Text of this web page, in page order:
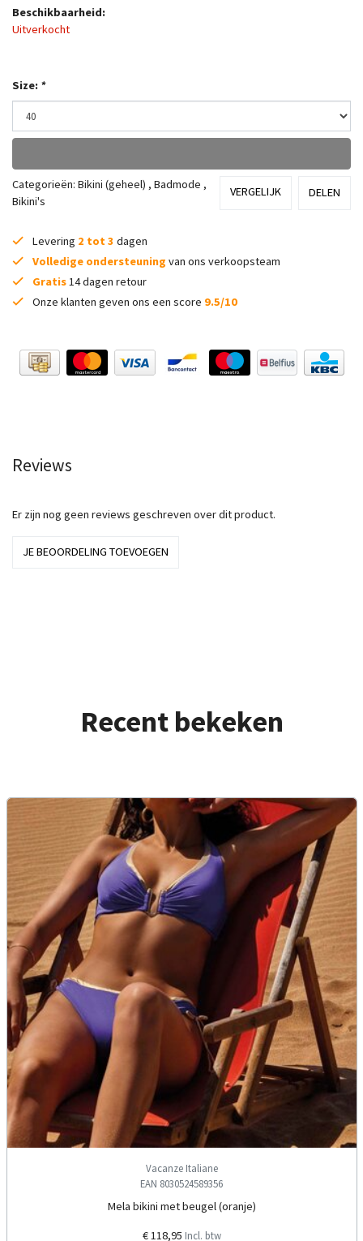
Beschikbaarheid:
Uitverkocht
Size: *
Categorieën: Bikini (geheel) , Badmode ,
Bikini's
VERGELIJK DELEN
Levering 2 tot 3 dagen
Volledige ondersteuning van ons verkoopsteam
Gratis 14 dagen retour
Onze klanten geven ons een score 9.5/10
Reviews
Er zijn nog geen reviews geschreven over dit product.
JE BEOORDELING TOEVOEGEN
Recent bekeken
Vacanze Italiane
EAN 8030524589356
Mela bikini met beugel (oranje)
€ 118,95 Incl. btw